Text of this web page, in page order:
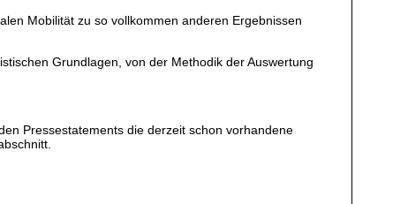
Mobilität zu so vollkommen anderen Ergebnissen
Grundlagen, von der Methodik der Auswertung
Pressestatements die derzeit schon vorhandene